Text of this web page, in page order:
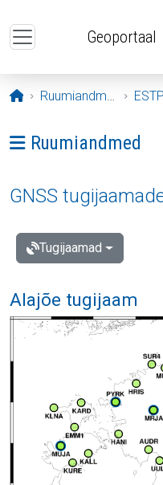
Geoportaal
Avaleht
Ruumiandmed ESTPOS
Ava menüü:
Ruumiandmed
GNSS
Tugijaamad
Alajõe tugijaam